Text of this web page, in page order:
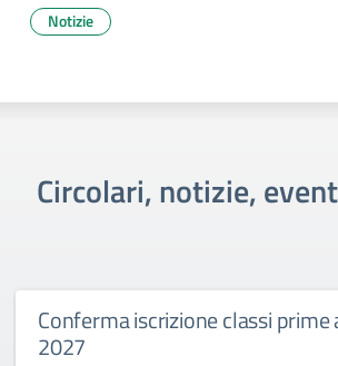
Notizie
Circolari, notizie,
classi prime a.s. 2026-